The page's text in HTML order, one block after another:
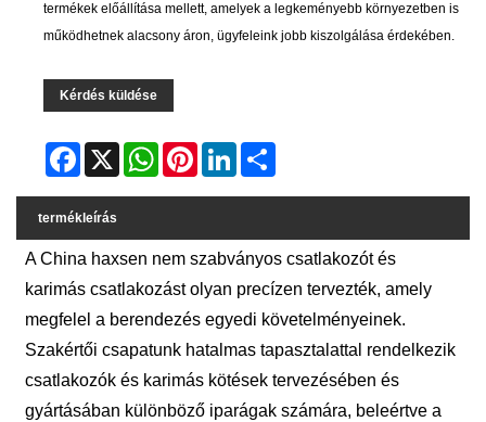
termékek előállítása mellett, amelyek a legkeményebb környezetben is
működhetnek alacsony áron, ügyfeleink jobb kiszolgálása érdekében.
Kérdés küldése
Facebook WhatsAppPinterestLinkedIn
termékleírás
A China haxsen nem szabványos csatlakozót és
karimás csatlakozást olyan precízen tervezték, amely
megfelel a berendezés egyedi követelményeinek.
Szakértői csapatunk hatalmas tapasztalattal rendelkezik
csatlakozók és karimás kötések tervezésében és
gyártásában különböző iparágak számára, beleértve a